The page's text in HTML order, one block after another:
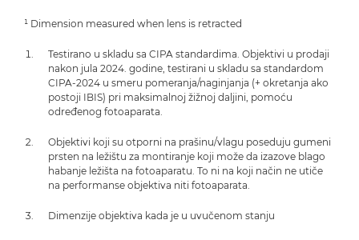
¹ Dimension measured when lens is retracted
Testirano u skladu sa CIPA standardima. Objektivi u prodaji
nakon jula 2024. godine, testirani u skladu sa standardom
CIPA-2024 u smeru pomeranja/naginjanja (+ okretanja ako
postoji IBIS) pri maksimalnoj žižnoj daljini, pomoću
određenog fotoaparata.
Objektivi koji su otporni na prašinu/vlagu poseduju gumeni
prsten na ležištu za montiranje koji može da izazove blago
habanje ležišta na fotoaparatu. To ni na koji način ne utiče
na performanse objektiva niti fotoaparata.
Dimenzije objektiva kada je u uvučenom stanju